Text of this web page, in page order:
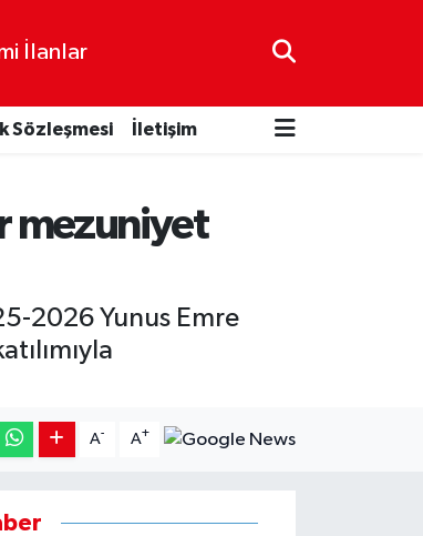
İlanlar
Sözleşmesi İletişim
mezuniyet
2026 Yunus Emre
A- A+